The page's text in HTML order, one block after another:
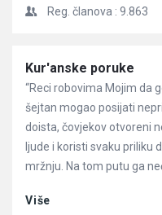
Reg. članova : 9.863
Članci
Kur'anske poruke
“Reci robovima Mojim da
šejtan mogao posijati
doista, čovjekov otvoreni
ljude i koristi svaku priliku
mržnju. Na tom putu ga
Više